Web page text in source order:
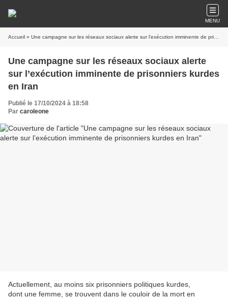
MENU
Accueil » Une campagne sur les réseaux sociaux alerte sur l’exécution imminente de prisonniers kurdes en Iran
Une campagne sur les réseaux sociaux alerte
sur l’exécution imminente de prisonniers kurdes
en Iran
Publié le 17/10/2024 à 18:58
Par caroleone
Actuellement, au moins six prisonniers politiques kurdes,
dont une femme, se trouvent dans le couloir de la mort en